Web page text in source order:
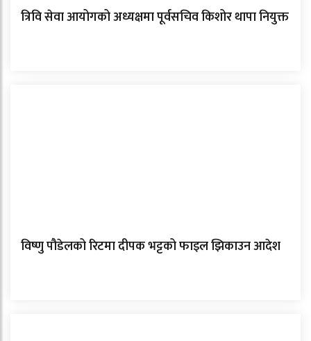
त्रिवि सेवा आयोगको अध्यक्षमा पूर्वसचिव किशोर थापा नियुक्त
विष्णु पौडेलको रिटमा दीपक भट्टको फाइल झिकाउन आदेश